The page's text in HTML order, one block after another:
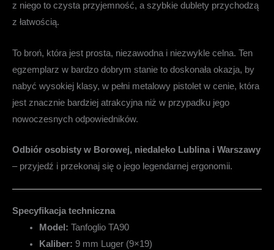
z niego to czysta przyjemność, a szybkie dublety przychodzą
z łatwością.
To broń, która jest prosta, niezawodna i niezwykle celna. Ten
egzemplarz w bardzo dobrym stanie to doskonała okazja, by
nabyć wysokiej klasy, w pełni metalowy pistolet w cenie, która
jest znacznie bardziej atrakcyjna niż w przypadku jego
nowoczesnych odpowiedników.
Odbiór osobisty w Borowej, niedaleko Lublina i Warszawy
– przyjedź i przekonaj się o jego legendarnej ergonomii.
Specyfikacja techniczna
Model: Tanfoglio TA90
Kaliber: 9 mm Luger (9×19)